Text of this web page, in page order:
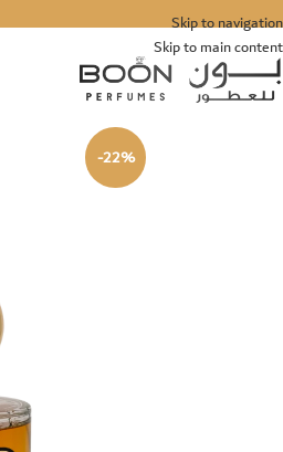
Skip to navigation
Skip to main content
-22%